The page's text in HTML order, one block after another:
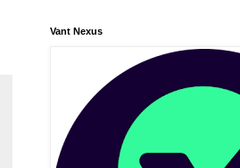
Vant Nexus